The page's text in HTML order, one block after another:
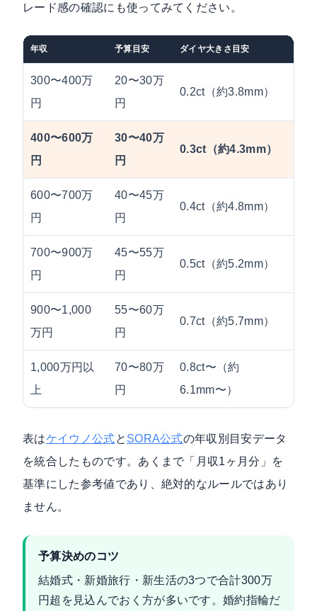
レード感の確認にも使ってみてください。
年収 予算目安 ダイヤ大きさ目安
300〜400万
円
20〜30万
円
0.2ct（約3.8mm）
400〜600万
円
30〜40万
円
0.3ct（約4.3mm）
600〜700万
円
40〜45万
円
0.4ct（約4.8mm）
700〜900万
円
45〜55万
円
0.5ct（約5.2mm）
900〜1,000
万円
55〜60万
円
0.7ct（約5.7mm）
1,000万円以
上
70〜80万
円
0.8ct〜（約
6.1mm〜）
表はケイウノ公式と SORA公式の年収別目安データ
を統合したものです。あくまで「月収1ヶ月分」を
基準にした参考値であり、絶対的なルールではあり
ません。
予算決めのコツ
結婚式・新婚旅行・新生活の3つで合計300万
円超を見込んでおく方が多いです。婚約指輪だ